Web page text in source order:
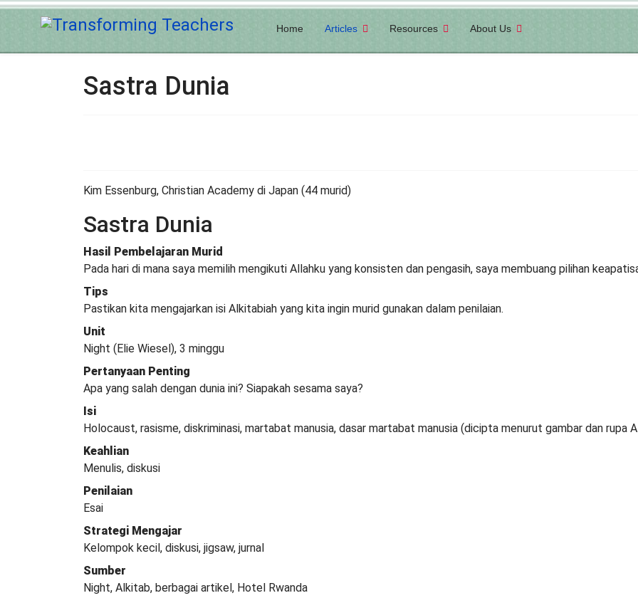
Home Articles Resources About Us
Sastra Dunia
Kim Essenburg, Christian Academy di Japan (44 murid)
Sastra Dunia
Hasil Pembelajaran Murid
Pada hari di mana saya memilih mengikuti Allahku yang konsisten dan pengasih, saya membuang pilihan
Tips
Pastikan kita mengajarkan isi Alkitabiah yang kita ingin murid gunakan dalam penilaian.
Unit
Night (Elie Wiesel), 3 minggu
Pertanyaan Penting
Apa yang salah dengan dunia ini? Siapakah sesama saya?
Isi
Holocaust, rasisme, diskriminasi, martabat manusia, dasar martabat manusia (dicipta menurut gambar dan rupa
Keahlian
Menulis, diskusi
Penilaian
Esai
Strategi Mengajar
Kelompok kecil, diskusi, jigsaw, jurnal
Sumber
Night, Alkitab, berbagai artikel, Hotel Rwanda